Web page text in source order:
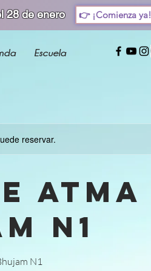
28 de enero 👉 ¡Comienza ya!
Escuela
reservar.
Atma
N1
N1